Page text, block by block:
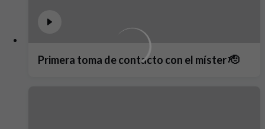
Primera toma de contacto con el míster 🫡